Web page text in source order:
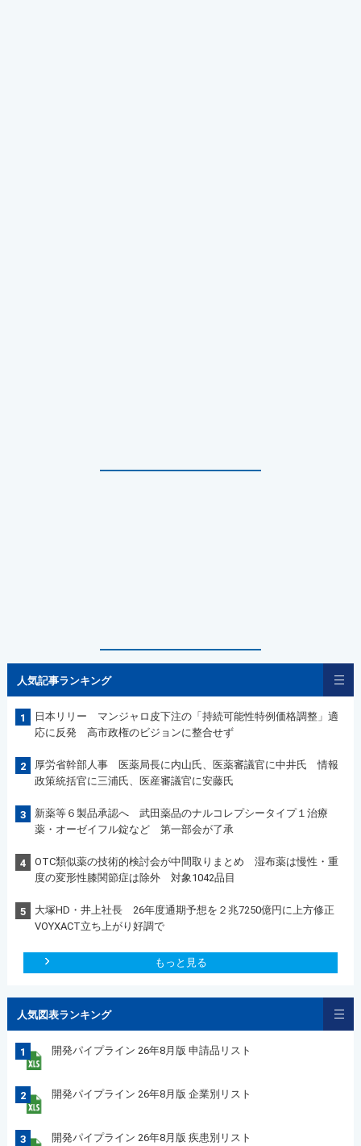
人気記事ランキング
1
日本リリー マンジャロ皮下注の「持続可能性特例価格調整」適
応に反発 高市政権のビジョンに整合せず
2
厚労省幹部人事 医薬局長に内山氏、医薬審議官に中井氏 情報
政策統括官に三浦氏、医産審議官に安藤氏
3
新薬等６製品承認へ 武田薬品のナルコレプシータイプ１治療
薬・オーゼイフル錠など 第一部会が了承
4
OTC類似薬の技術的検討会が中間取りまとめ 湿布薬は慢性・重
度の変形性膝関節症は除外 対象1042品目
5
大塚HD・井上社長 26年度通期予想を２兆7250億円に上方修正
VOYXACT立ち上がり好調で
もっと見る
人気図表ランキング
1 開発パイプライン 26年8月版 申請品リスト
2 開発パイプライン 26年8月版 企業別リスト
3 開発パイプライン 26年8月版 疾患別リスト